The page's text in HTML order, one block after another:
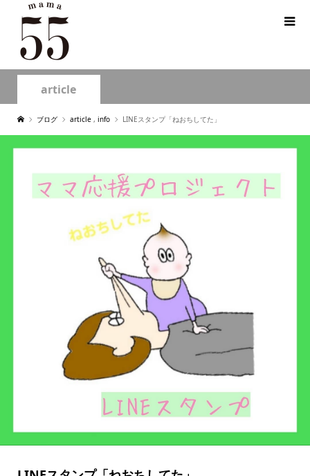
article
ブログ article , info LINEスタンプ「ねおちしてた」